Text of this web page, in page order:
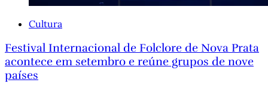
Cultura
Festival Internacional de Folclore de Nova Prata
acontece em setembro e reúne grupos de nove
países